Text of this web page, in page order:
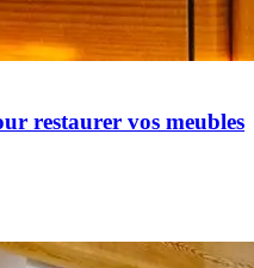
restaurer vos meubles